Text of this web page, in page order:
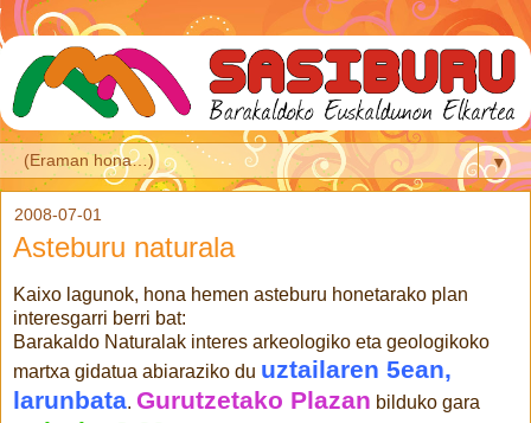
▼
2008-07-01
Asteburu naturala
Kaixo lagunok, hona hemen asteburu honetarako plan
interesgarri berri bat:
Barakaldo Naturalak interes arkeologiko eta geologikoko
martxa gidatua abiaraziko du uztailaren 5ean,
larunbata. Gurutzetako Plazan bilduko gara